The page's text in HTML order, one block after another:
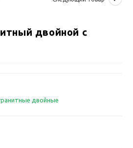
двойной с
двойные